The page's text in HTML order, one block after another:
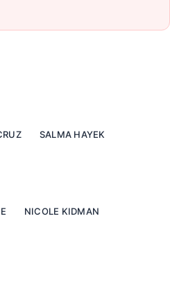
SALMA HAYEK
NICOLE KIDMAN